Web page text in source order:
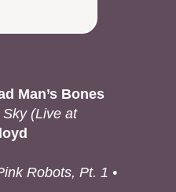
Man’s Bones
(Live at
Robots, Pt. 1 •